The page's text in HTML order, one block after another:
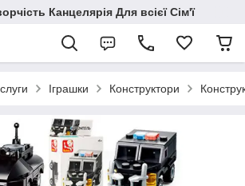
Канцелярія Для всієї Сім'ї
Іграшки Конструктори